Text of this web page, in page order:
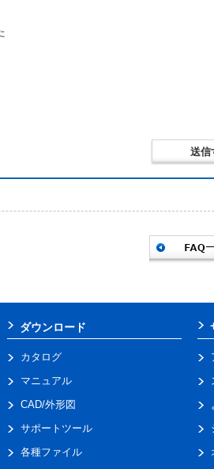
ダウンロード
カタログ
マニュアル
CAD/外形図
サポートツール
各種ファイル